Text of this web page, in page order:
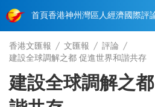
首頁香港神州 灣區人經濟國際評
香港文匯報 文匯報
評論
建設全球調解之都 促進世界和諧共存
建設全球調解之